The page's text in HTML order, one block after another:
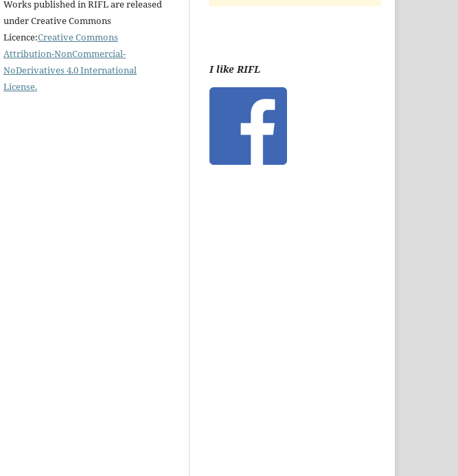
Works published in RIFL are released
under Creative Commons
Licence:Creative Commons
Attribution-NonCommercial-
NoDerivatives 4.0 International
License.
I like RIFL